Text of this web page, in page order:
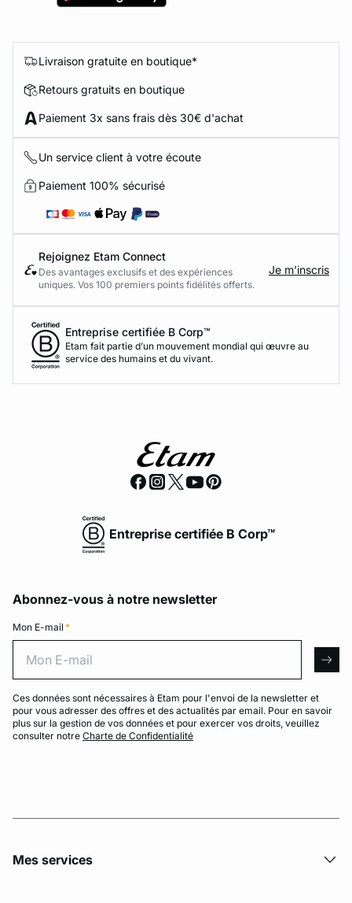
Livraison gratuite en boutique*
Retours gratuits en boutique
Paiement 3x sans frais dès 30€ d'achat
Un service client à votre écoute
Paiement 100% sécurisé
Rejoignez Etam Connect
Des avantages exclusifs et des expériences
uniques. Vos 100 premiers points fidélités offerts.
Je m’inscris
Entreprise certifiée B Corp™
Etam fait partie d’un mouvement mondial qui œuvre au
service des humains et du vivant.
Entreprise certifiée B Corp™
Abonnez-vous à notre newsletter
Mon E-mail *
Ces données sont nécessaires à Etam pour l'envoi de la newsletter et
pour vous adresser des offres et des actualités par email. Pour en savoir
plus sur la gestion de vos données et pour exercer vos droits, veuillez
consulter notre Charte de Confidentialité
Mes services